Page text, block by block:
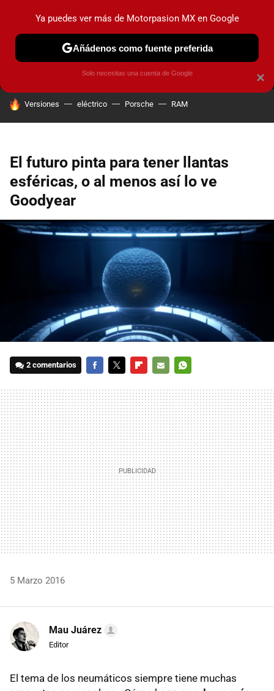
MENÚ NUEVO
INDUSTRIA HOY NO CIRCULA
HOY SE HABLA DE
Versiones eléctrico Porsche RAM
El futuro pinta para tener llantas
esféricas, o al menos así lo ve
Goodyear
2 comentarios
MAIL
5 Marzo 2016
Mau Juárez
Editor
El tema de los neumáticos siempre tiene muchas
×
Ya puedes ver más de Motorpasion MX en Google
Añádenos como fuente preferida
Solo necesitas una cuenta de Google